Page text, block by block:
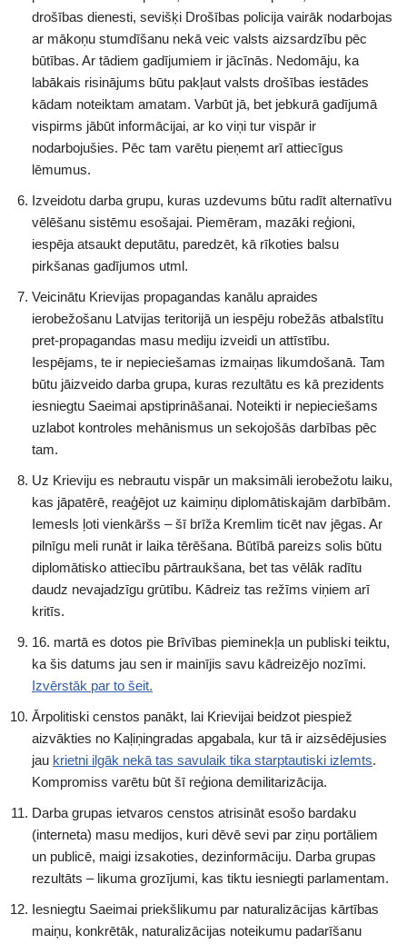
drošības dienesti, sevišķi Drošības policija vairāk nodarbojas
ar mākoņu stumdīšanu nekā veic valsts aizsardzību pēc
būtības. Ar tādiem gadījumiem ir jācīnās. Nedomāju, ka
labākais risinājums būtu pakļaut valsts drošības iestādes
kādam noteiktam amatam. Varbūt jā, bet jebkurā gadījumā
vispirms jābūt informācijai, ar ko viņi tur vispār ir
nodarbojušies. Pēc tam varētu pieņemt arī attiecīgus
lēmumus.
Izveidotu darba grupu, kuras uzdevums būtu radīt alternatīvu
vēlēšanu sistēmu esošajai. Piemēram, mazāki reģioni,
iespēja atsaukt deputātu, paredzēt, kā rīkoties balsu
pirkšanas gadījumos utml.
Veicinātu Krievijas propagandas kanālu apraides
ierobežošanu Latvijas teritorijā un iespēju robežās atbalstītu
pret-propagandas masu mediju izveidi un attīstību.
Iespējams, te ir nepieciešamas izmaiņas likumdošanā. Tam
būtu jāizveido darba grupa, kuras rezultātu es kā prezidents
iesniegtu Saeimai apstiprināšanai. Noteikti ir nepieciešams
uzlabot kontroles mehānismus un sekojošās darbības pēc
tam.
Uz Krieviju es nebrautu vispār un maksimāli ierobežotu laiku,
kas jāpatērē, reaģējot uz kaimiņu diplomātiskajām darbībām.
Iemesls ļoti vienkāršs – šī brīža Kremlim ticēt nav jēgas. Ar
pilnīgu meli runāt ir laika tērēšana. Būtībā pareizs solis būtu
diplomātisko attiecību pārtraukšana, bet tas vēlāk radītu
daudz nevajadzīgu grūtību. Kādreiz tas režīms viņiem arī
kritīs.
16. martā es dotos pie Brīvības pieminekļa un publiski teiktu,
ka šis datums jau sen ir mainījis savu kādreizējo nozīmi.
Izvērstāk par to šeit.
Ārpolitiski censtos panākt, lai Krievijai beidzot piespiež
aizvākties no Kaļiņingradas apgabala, kur tā ir aizsēdējusies
jau krietni ilgāk nekā tas savulaik tika starptautiski izlemts.
Kompromiss varētu būt šī reģiona demilitarizācija.
Darba grupas ietvaros censtos atrisināt esošo bardaku
(interneta) masu medijos, kuri dēvē sevi par ziņu portāliem
un publicē, maigi izsakoties, dezinformāciju. Darba grupas
rezultāts – likuma grozījumi, kas tiktu iesniegti parlamentam.
Iesniegtu Saeimai priekšlikumu par naturalizācijas kārtības
maiņu, konkrētāk, naturalizācijas noteikumu padarīšanu